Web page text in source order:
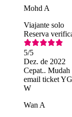
Mohd A
Viajante solo
Reserva
5/5
Dez. de 2022
Cepat.. Mudah
email ticket
W
Wan A